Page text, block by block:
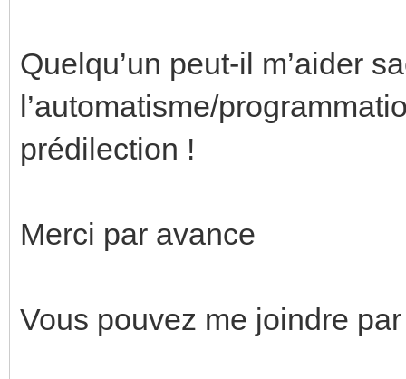
Quelqu’un peut-il m’aider
l’automatisme/
prédilection !
Merci par avance
Vous pouvez me joindre